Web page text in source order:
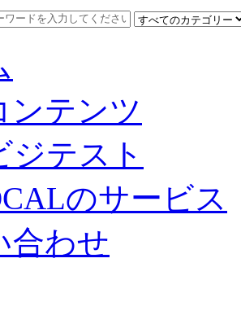
ンテンツ
ジテスト
のサービス
合わせ